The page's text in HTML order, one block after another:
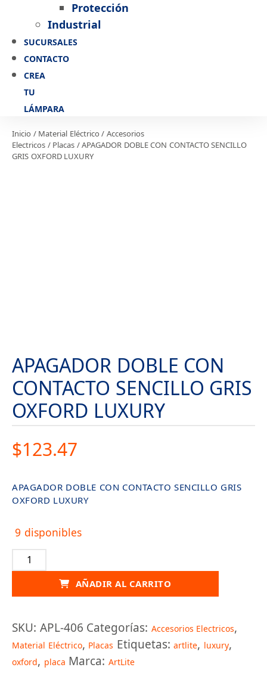
Protección
Industrial
SUCURSALES
CONTACTO
CREA
TU
LÁMPARA
Inicio / Material Eléctrico / Accesorios
Electricos / Placas / APAGADOR DOBLE CON CONTACTO SENCILLO
GRIS OXFORD LUXURY
APAGADOR DOBLE CON
CONTACTO SENCILLO GRIS
OXFORD LUXURY
$123.47
APAGADOR DOBLE CON CONTACTO SENCILLO GRIS
OXFORD LUXURY
9 disponibles
APAGADOR
DOBLE
CON
CONTACTO
SENCILLO
OXFORD
LUXURY
cantidad
AÑADIR AL CARRITO
SKU: APL-406 Categorías: Accesorios Electricos,
Material Eléctrico, Placas Etiquetas: artlite, luxury,
oxford, placa Marca: ArtLite